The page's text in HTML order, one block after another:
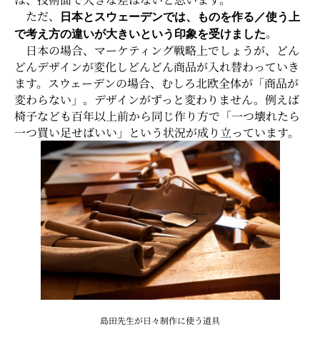
ただ、
日本とスウェーデンでは、ものを作る／使う上
で考え方の違いが大きいという印象を受けました。
日本の場合、マーケティング戦略上でしょうが、どん
どんデザインが変化しどんどん商品が入れ替わっていき
ます。スウェーデンの場合、むしろ北欧全体が「商品が
変わらない」。デザインがずっと変わりません。例えば
椅子なども百年以上前から同じ作り方で「一つ壊れたら
一つ買い足せばいい」という状況が成り立っています。
島田先生が日々制作に使う道具